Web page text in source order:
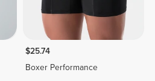
$25.74
Boxer Performance